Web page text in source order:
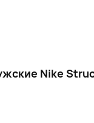
Nike